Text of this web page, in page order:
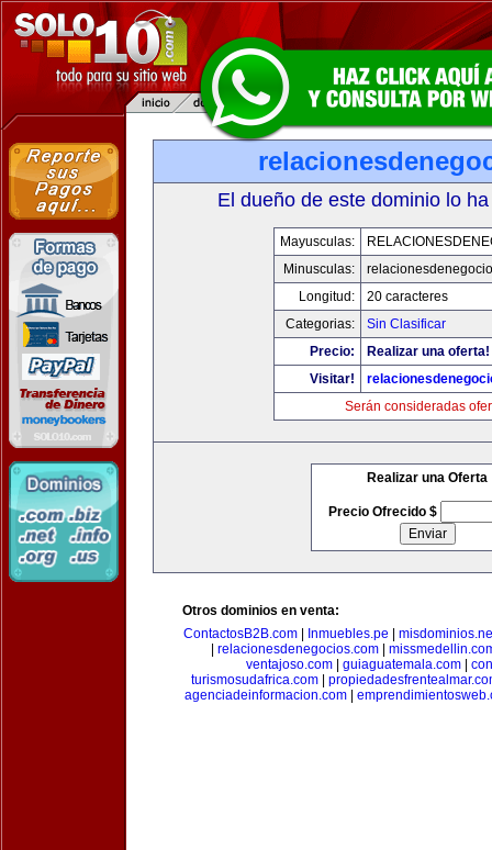
El dueño de este dominio lo
Mayusculas:
Minusculas:
Longitud:
20 caracteres
Categorias:
Sin Clasificar
Precio:
Realizar una oferta!
Visitar!
Serán consideradas
Realizar una Oferta
Precio Ofrecido $
Otros dominios en venta:
ContactosB2B.com
Inmuebles.pe
relacionesdenegocios.com|
ventajoso.com
guiaguatemala.com
turismosudafrica.com
agenciadeinformacion.com|